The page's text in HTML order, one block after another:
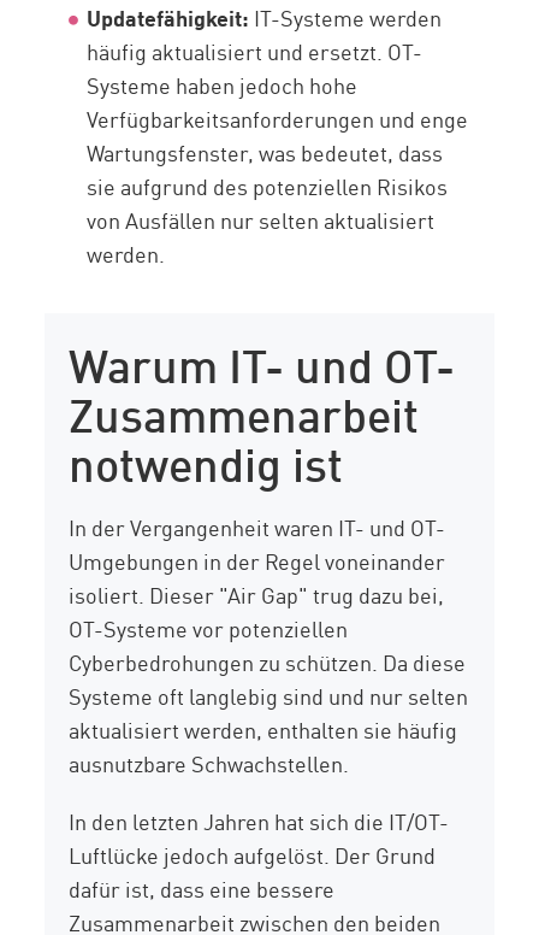
Updatefähigkeit: IT-Systeme werden
häufig aktualisiert und ersetzt. OT-
Systeme haben jedoch hohe
Verfügbarkeitsanforderungen und enge
Wartungsfenster, was bedeutet, dass
sie aufgrund des potenziellen Risikos
von Ausfällen nur selten aktualisiert
werden.
Warum IT- und OT-
Zusammenarbeit
notwendig ist
In der Vergangenheit waren IT- und OT-
Umgebungen in der Regel voneinander
isoliert. Dieser "Air Gap" trug dazu bei,
OT-Systeme vor potenziellen
Cyberbedrohungen zu schützen. Da diese
Systeme oft langlebig sind und nur selten
aktualisiert werden, enthalten sie häufig
ausnutzbare Schwachstellen.
In den letzten Jahren hat sich die IT/OT-
Luftlücke jedoch aufgelöst. Der Grund
dafür ist, dass eine bessere
Zusammenarbeit zwischen den beiden